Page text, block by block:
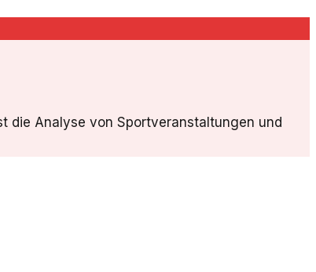
die Analyse von Sportveranstaltungen und